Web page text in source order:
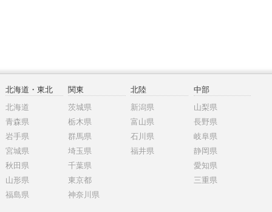
北海道・東北
北海道
青森県
岩手県
宮城県
秋田県
山形県
福島県
関東
茨城県
栃木県
群馬県
埼玉県
千葉県
東京都
神奈川県
北陸
新潟県
富山県
石川県
福井県
中部
山梨県
長野県
岐阜県
静岡県
愛知県
三重県